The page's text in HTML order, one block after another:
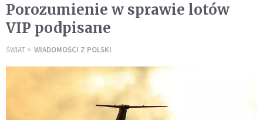
Porozumienie w sprawie lotów
VIP podpisane
ŚWIAT WIADOMOŚCI Z POLSKI